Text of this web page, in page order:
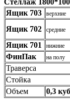
Ящик 703
верхние
Ящик 702
средние
Ящик 701
нижние
ФинПак
на полу
Траверса
Стойка
Объем
0,3 куб